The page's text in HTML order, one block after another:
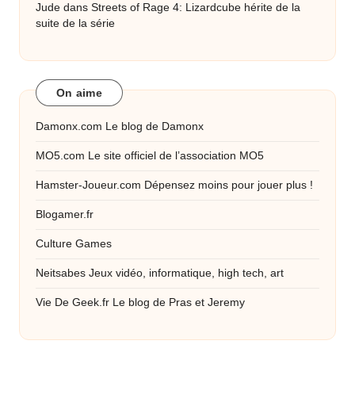
Jude dans Streets of Rage 4: Lizardcube hérite de la
suite de la série
On aime
Damonx.com Le blog de Damonx
MO5.com Le site officiel de l’association MO5
Hamster-Joueur.com Dépensez moins pour jouer plus !
Blogamer.fr
Culture Games
Neitsabes Jeux vidéo, informatique, high tech, art
Vie De Geek.fr Le blog de Pras et Jeremy